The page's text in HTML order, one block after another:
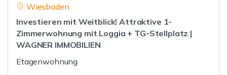
Wiesbaden
Investieren mit Weitblick! Attraktive 1-
Zimmerwohnung mit Loggia + TG-Stellplatz |
WAGNER IMMOBILIEN
Etagenwohnung